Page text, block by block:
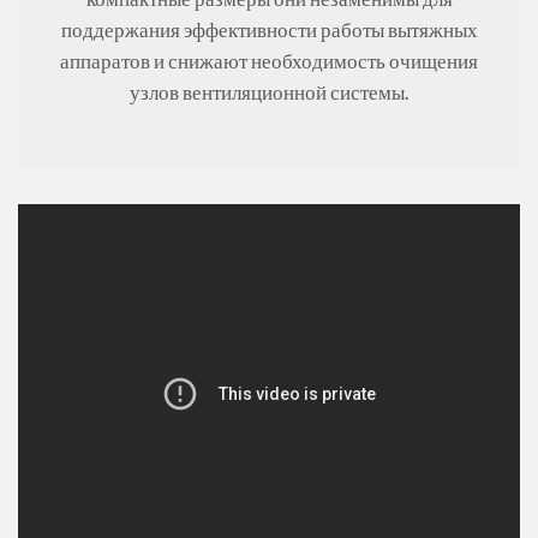
поддержания эффективности работы вытяжных
аппаратов и снижают необходимость очищения
узлов вентиляционной системы.